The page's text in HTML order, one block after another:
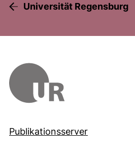
Universität Regensburg
Publikationsserver